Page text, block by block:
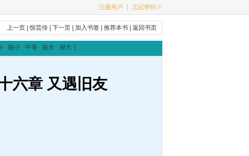
注册用户 ┊ 忘记密码？
上一页 |惊芸传 |下一页 |加入书签 |推荐本书 |返回书页
较小 中等 较大 很大 ]
六章 又遇旧友